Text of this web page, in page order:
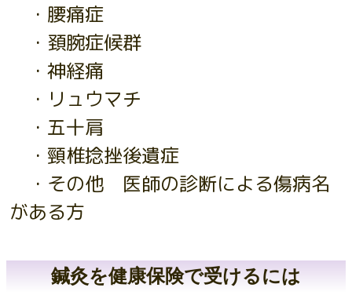
・腰痛症
・頚腕症候群
・神経痛
・リュウマチ
・五十肩
・頸椎捻挫後遺症
・その他 医師の診断による傷病名
がある方
鍼灸を健康保険で受けるには